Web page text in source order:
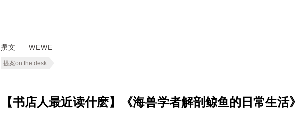
撰文 WEWE
提案on the desk
【书店人最近读什麽】《海兽学者解剖鲸鱼的日常生活》